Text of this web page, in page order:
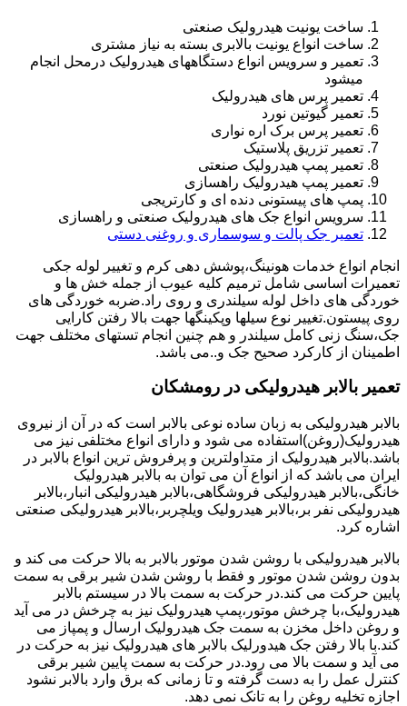
ساخت یونیت هیدرولیک صنعتی
ساخت انواع یونیت بالابری بسته به نیاز مشتری
تعمیر و سرویس انواع دستگاههای هیدرولیک درمحل انجام
میشود
تعمیر پرس های هیدرولیک
تعمیر گیوتین نورد
تعمیر پرس برک اره نواری
تعمیر تزریق پلاستیک
تعمیر پمپ هیدرولیک صنعتی
تعمیر پمپ هیدرولیک راهسازی
پمپ های پیستونی دنده ای و کارتریجی
سرویس انواع جک های هیدرولیک صنعتی و راهسازی
تعمیر جک پالت و سوسماری و روغنی دستی
انجام انواع خدمات هونینگ،پوشش دهی کرم و تغییر لوله جکی
تعمیرات اساسی شامل ترمیم کلیه عیوب از جمله خش ها و
خوردگی های داخل لوله سیلندری و روی راد.ضربه خوردگی های
روی پیستون.تغییر نوع سیلها وپکینگها جهت بالا رفتن کارایی
جک،سنگ زنی کامل سیلندر و هم چنین انجام تستهای مختلف جهت
اطمینان از کارکرد صحیح جک و..می باشد.
تعمیر بالابر هیدرولیکی در رومشکان
بالابر هیدرولیکی به زبان ساده نوعی بالابر است که در آن از نیروی
هیدرولیک(روغن)استفاده می شود و دارای انواع مختلفی نیز می
باشد.بالابر هیدرولیک از متداولترین و پرفروش ترین انواع بالابر در
ایران می باشد که از انواع آن می توان به بالابر هیدرولیک
خانگی،بالابر هیدرولیکی فروشگاهی،بالابر هیدرولیکی انبار،بالابر
هیدرولیکی نفر بر،بالابر هیدرولیک ویلچربر،بالابر هیدرولیکی صنعتی
اشاره کرد.
بالابر هیدرولیکی با روشن شدن موتور بالابر به بالا حرکت می کند و
بدون روشن شدن موتور و فقط با روشن شدن شیر برقی به سمت
پایین حرکت می کند.در حرکت به سمت بالا در سیستم بالابر
هیدرولیک،با چرخش موتور،پمپ هیدرولیک نیز به چرخش در می آید
و روغن داخل مخزن به سمت جک هیدرولیک ارسال و پمپاز می
کند.با بالا رفتن جک هیدورلیک بالابر های هیدرولیک نیز به حرکت در
می آید و سمت بالا می رود.در حرکت به سمت پایین شیر برقی
کنترل عمل را به دست گرفته و تا زمانی که برق وارد بالابر نشود
اجازه تخلیه روغن را به تانک نمی دهد.